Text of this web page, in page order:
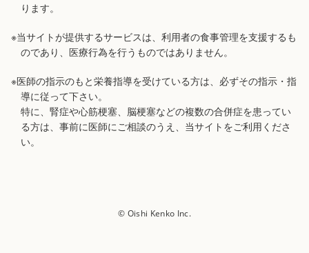
ります。
※当サイトが提供するサービスは、利用者の食事管理を支援するも
のであり、医療行為を行うものではありません。
※医師の指示のもと栄養指導を受けている方は、必ずその指示・指
導に従って下さい。
特に、腎症や心筋梗塞、脳梗塞などの複数の合併症を患ってい
る方は、事前に医師にご相談のうえ、当サイトをご利用くださ
い。
© Oishi Kenko Inc.